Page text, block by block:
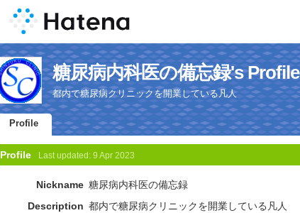
糖尿病内科医の備忘録's Profile
都内で糖尿病クリニックを開業している凡人
Profile
Profile Last updated: 9 Apr 2023
Nickname 糖尿病内科医の備忘録
Description 都内で糖尿病クリニックを開業している凡人